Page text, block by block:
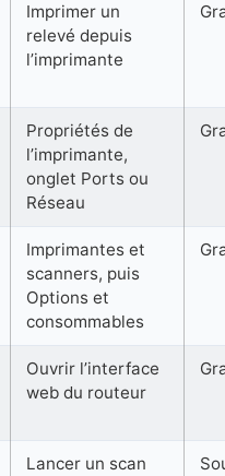
Imprimer un
relevé depuis
l’imprimante
Propriétés de
l’imprimante,
onglet Ports ou
Réseau
Imprimantes et
scanners, puis
Options et
consommables
Ouvrir l’interface
web du routeur
Lancer un scan